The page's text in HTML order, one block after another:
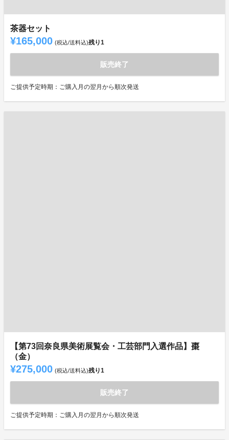
茶器セット
¥165,000 (税込/送料込)残り1
販売終了
ご提供予定時期：ご購入月の翌月から順次発送
【第73回奈良県美術展覧会・工芸部門入選作品】棗
（金）
¥275,000 (税込/送料込)残り1
販売終了
ご提供予定時期：ご購入月の翌月から順次発送